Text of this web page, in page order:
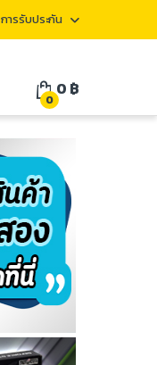
การรับประกัน
0
0 ฿